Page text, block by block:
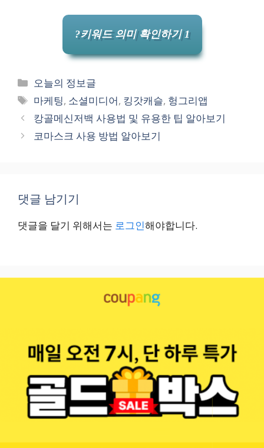
?키워드 의미 확인하기 1
카
테
고
리
오늘의 정보글
태
그
마케팅, 소셜미디어, 킹갓캐슬, 헝그리앱
캉골메신저백 사용법 및 유용한 팁 알아보기
코마스크 사용 방법 알아보기
댓글 남기기
댓글을 달기 위해서는 로그인해야합니다.